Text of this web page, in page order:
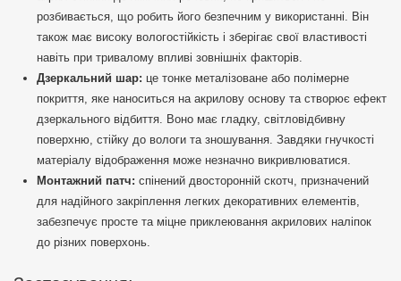
розбивається, що робить його безпечним у використанні. Він
також має високу вологостійкість і зберігає свої властивості
навіть при тривалому впливі зовнішніх факторів.
Дзеркальний шар: це тонке металізоване або полімерне
покриття, яке наноситься на акрилову основу та створює ефект
дзеркального відбиття. Воно має гладку, світловідбивну
поверхню, стійку до вологи та зношування. Завдяки гнучкості
матеріалу відображення може незначно викривлюватися.
Монтажний патч: спінений двосторонній скотч, призначений
для надійного закріплення легких декоративних елементів,
забезпечує просте та міцне приклеювання акрилових наліпок
до різних поверхонь.